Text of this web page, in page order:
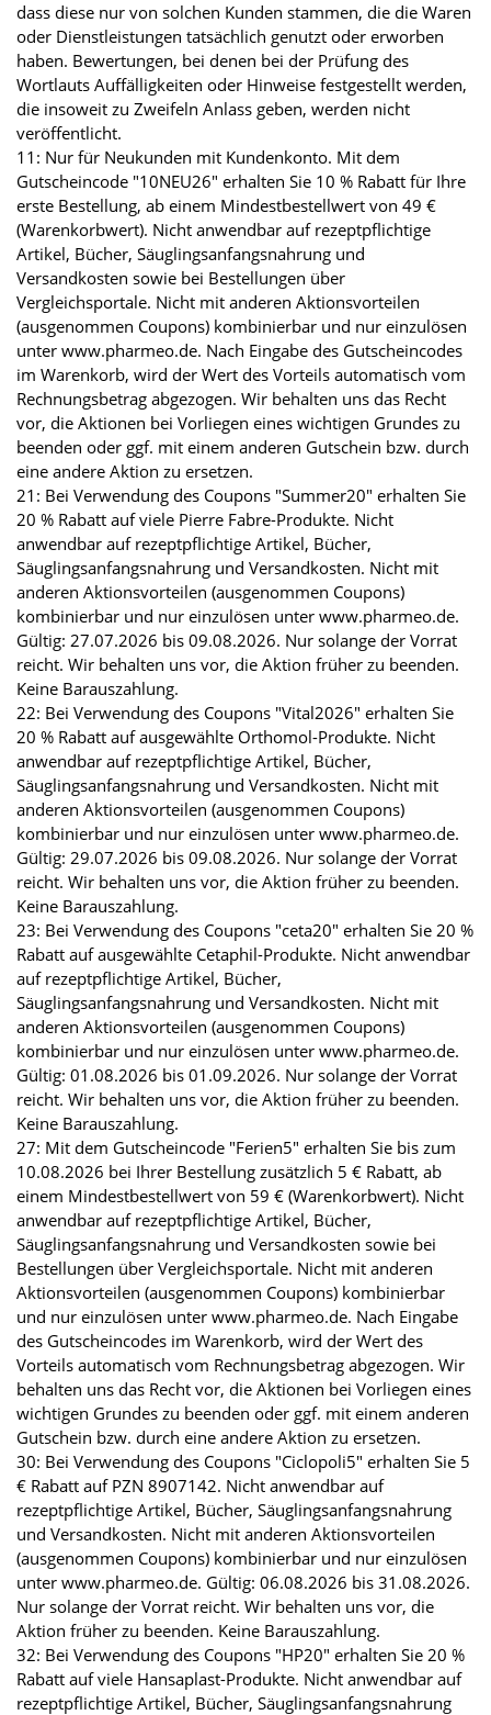
dass diese nur von solchen Kunden stammen, die die Waren
oder Dienstleistungen tatsächlich genutzt oder erworben
haben. Bewertungen, bei denen bei der Prüfung des
Wortlauts Auffälligkeiten oder Hinweise festgestellt werden,
die insoweit zu Zweifeln Anlass geben, werden nicht
veröffentlicht.
11: Nur für Neukunden mit Kundenkonto. Mit dem
Gutscheincode "10NEU26" erhalten Sie 10 % Rabatt für Ihre
erste Bestellung, ab einem Mindestbestellwert von 49 €
(Warenkorbwert). Nicht anwendbar auf rezeptpflichtige
Artikel, Bücher, Säuglingsanfangsnahrung und
Versandkosten sowie bei Bestellungen über
Vergleichsportale. Nicht mit anderen Aktionsvorteilen
(ausgenommen Coupons) kombinierbar und nur einzulösen
unter www.pharmeo.de. Nach Eingabe des Gutscheincodes
im Warenkorb, wird der Wert des Vorteils automatisch vom
Rechnungsbetrag abgezogen. Wir behalten uns das Recht
vor, die Aktionen bei Vorliegen eines wichtigen Grundes zu
beenden oder ggf. mit einem anderen Gutschein bzw. durch
eine andere Aktion zu ersetzen.
21: Bei Verwendung des Coupons "Summer20" erhalten Sie
20 % Rabatt auf viele Pierre Fabre-Produkte. Nicht
anwendbar auf rezeptpflichtige Artikel, Bücher,
Säuglingsanfangsnahrung und Versandkosten. Nicht mit
anderen Aktionsvorteilen (ausgenommen Coupons)
kombinierbar und nur einzulösen unter www.pharmeo.de.
Gültig: 27.07.2026 bis 09.08.2026. Nur solange der Vorrat
reicht. Wir behalten uns vor, die Aktion früher zu beenden.
Keine Barauszahlung.
22: Bei Verwendung des Coupons "Vital2026" erhalten Sie
20 % Rabatt auf ausgewählte Orthomol-Produkte. Nicht
anwendbar auf rezeptpflichtige Artikel, Bücher,
Säuglingsanfangsnahrung und Versandkosten. Nicht mit
anderen Aktionsvorteilen (ausgenommen Coupons)
kombinierbar und nur einzulösen unter www.pharmeo.de.
Gültig: 29.07.2026 bis 09.08.2026. Nur solange der Vorrat
reicht. Wir behalten uns vor, die Aktion früher zu beenden.
Keine Barauszahlung.
23: Bei Verwendung des Coupons "ceta20" erhalten Sie 20 %
Rabatt auf ausgewählte Cetaphil-Produkte. Nicht anwendbar
auf rezeptpflichtige Artikel, Bücher,
Säuglingsanfangsnahrung und Versandkosten. Nicht mit
anderen Aktionsvorteilen (ausgenommen Coupons)
kombinierbar und nur einzulösen unter www.pharmeo.de.
Gültig: 01.08.2026 bis 01.09.2026. Nur solange der Vorrat
reicht. Wir behalten uns vor, die Aktion früher zu beenden.
Keine Barauszahlung.
27: Mit dem Gutscheincode "Ferien5" erhalten Sie bis zum
10.08.2026 bei Ihrer Bestellung zusätzlich 5 € Rabatt, ab
einem Mindestbestellwert von 59 € (Warenkorbwert). Nicht
anwendbar auf rezeptpflichtige Artikel, Bücher,
Säuglingsanfangsnahrung und Versandkosten sowie bei
Bestellungen über Vergleichsportale. Nicht mit anderen
Aktionsvorteilen (ausgenommen Coupons) kombinierbar
und nur einzulösen unter www.pharmeo.de. Nach Eingabe
des Gutscheincodes im Warenkorb, wird der Wert des
Vorteils automatisch vom Rechnungsbetrag abgezogen. Wir
behalten uns das Recht vor, die Aktionen bei Vorliegen eines
wichtigen Grundes zu beenden oder ggf. mit einem anderen
Gutschein bzw. durch eine andere Aktion zu ersetzen.
30: Bei Verwendung des Coupons "Ciclopoli5" erhalten Sie 5
€ Rabatt auf PZN 8907142. Nicht anwendbar auf
rezeptpflichtige Artikel, Bücher, Säuglingsanfangsnahrung
und Versandkosten. Nicht mit anderen Aktionsvorteilen
(ausgenommen Coupons) kombinierbar und nur einzulösen
unter www.pharmeo.de. Gültig: 06.08.2026 bis 31.08.2026.
Nur solange der Vorrat reicht. Wir behalten uns vor, die
Aktion früher zu beenden. Keine Barauszahlung.
32: Bei Verwendung des Coupons "HP20" erhalten Sie 20 %
Rabatt auf viele Hansaplast-Produkte. Nicht anwendbar auf
rezeptpflichtige Artikel, Bücher, Säuglingsanfangsnahrung